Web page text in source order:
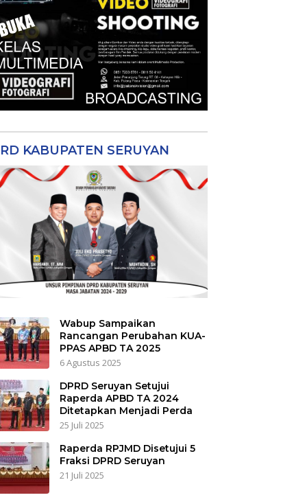
KABUPATEN SERUYAN
Wabup Sampaikan
Rancangan Perubahan KUA-
PPAS APBD TA 2025
6 Agustus 2025
DPRD Seruyan Setujui
Raperda APBD TA 2024
Ditetapkan Menjadi Perda
25 Juli 2025
Raperda RPJMD Disetujui 5
Fraksi DPRD Seruyan
21 Juli 2025